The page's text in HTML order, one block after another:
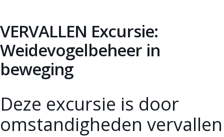
VERVALLEN Excursie:
Weidevogelbeheer in
beweging
Deze excursie is door
omstandigheden vervallen